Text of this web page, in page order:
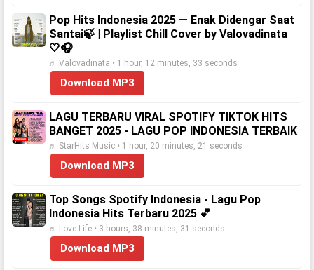
Pop Hits Indonesia 2025 — Enak Didengar Saat
Santai🍃 | Playlist Chill Cover by Valovadinata
🤍🎧
♬ Valovadinata • 1 hour, 12 minutes, 33 seconds
Download MP3
LAGU TERBARU VIRAL SPOTIFY TIKTOK HITS
BANGET 2025 - LAGU POP INDONESIA TERBAIK
♬ StarHits Music • 1 hour, 20 minutes, 21 seconds
Download MP3
Top Songs Spotify Indonesia - Lagu Pop
Indonesia Hits Terbaru 2025 💕
♬ Love Life • 3 hours, 38 minutes, 31 seconds
Download MP3